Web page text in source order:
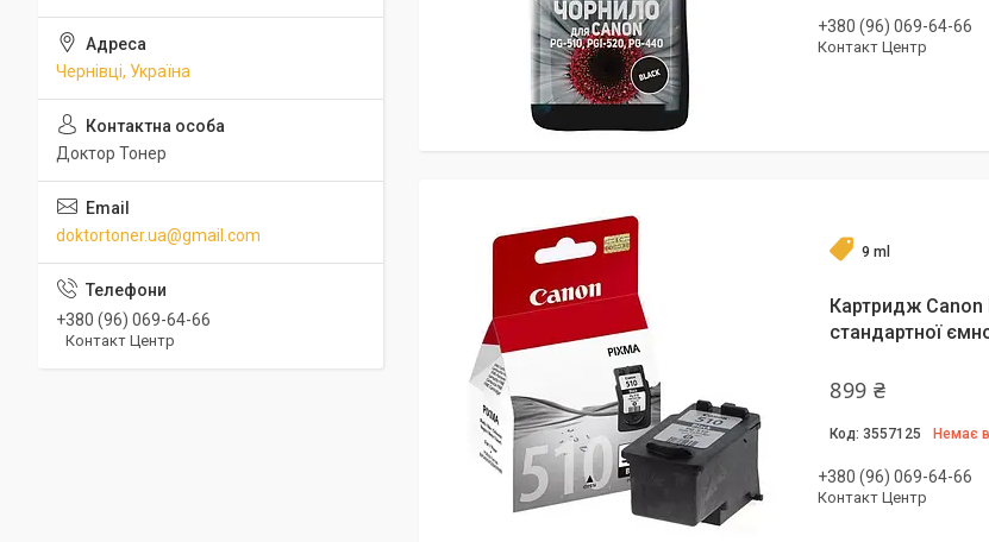
+380 (96) 069-64-66
Контакт Центр
9 ml
Картридж Canon
стандартної
899 ₴
3557125 Немає в
+380 (96) 069-64-66
Контакт Центр
Чернівці, Україна
Доктор Тонер
doktortoner.ua@gmail.com
+380 (96) 069-64-66
Контакт Центр